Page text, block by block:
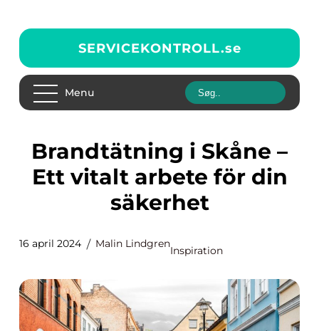
SERVICEKONTROLL.se
Menu
Brandtätning i Skåne –
Ett vitalt arbete för din
säkerhet
16 april 2024 Malin Lindgren
Inspiration